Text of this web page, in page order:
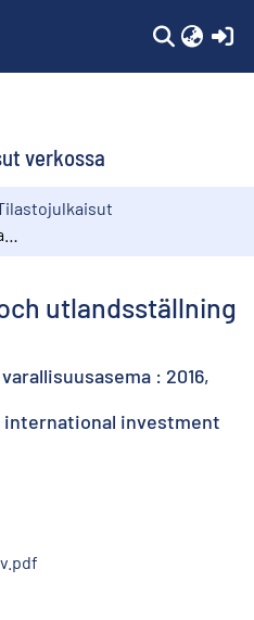
verkossa
utlandsställning
: 2016,
international investment